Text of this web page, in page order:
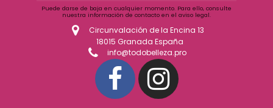
Puede darse de baja en cualquier momento. Para ello, consulte
nuestra información de contacto en el aviso legal.
Circunvalación de la Encina 13
18015 Granada España
info@todobelleza.pro